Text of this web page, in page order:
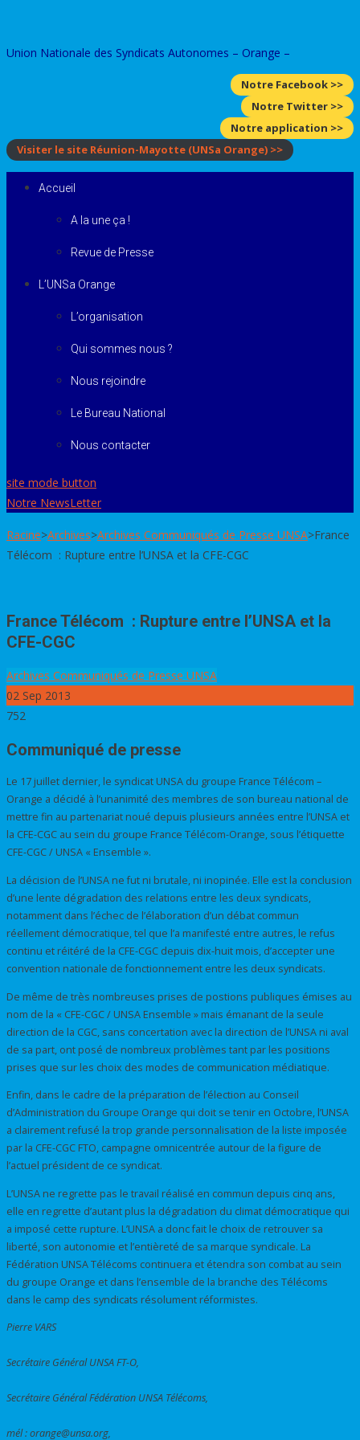
content
Union Nationale des Syndicats Autonomes – Orange –
Notre Facebook >>
Notre Twitter >>
Notre application >>
Visiter le site Réunion-Mayotte (UNSa Orange) >>
Accueil
A la une ça !
Revue de Presse
L’UNSa Orange
L’organisation
Qui sommes nous ?
Nous rejoindre
Le Bureau National
Nous contacter
site mode button
Notre NewsLetter
Racine>Archives>Archives Communiqués de Presse UNSA>France
Télécom : Rupture entre l’UNSA et la CFE-CGC
France Télécom : Rupture entre l’UNSA et la
CFE-CGC
Archives Communiqués de Presse UNSA
02 Sep 2013
752
Communiqué de presse
Le 17 juillet dernier, le syndicat UNSA du groupe France Télécom –
Orange a décidé à l’unanimité des membres de son bureau national de
mettre fin au partenariat noué depuis plusieurs années entre l’UNSA et
la CFE-CGC au sein du groupe France Télécom-Orange, sous l’étiquette
CFE-CGC / UNSA « Ensemble ».
La décision de l’UNSA ne fut ni brutale, ni inopinée. Elle est la conclusion
d’une lente dégradation des relations entre les deux syndicats,
notamment dans l’échec de l’élaboration d’un débat commun
réellement démocratique, tel que l’a manifesté entre autres, le refus
continu et réitéré de la CFE-CGC depuis dix-huit mois, d’accepter une
convention nationale de fonctionnement entre les deux syndicats.
De même de très nombreuses prises de postions publiques émises au
nom de la « CFE-CGC / UNSA Ensemble » mais émanant de la seule
direction de la CGC, sans concertation avec la direction de l’UNSA ni aval
de sa part, ont posé de nombreux problèmes tant par les positions
prises que sur les choix des modes de communication médiatique.
Enfin, dans le cadre de la préparation de l’élection au Conseil
d’Administration du Groupe Orange qui doit se tenir en Octobre, l’UNSA
a clairement refusé la trop grande personnalisation de la liste imposée
par la CFE-CGC FTO, campagne omnicentrée autour de la figure de
l’actuel président de ce syndicat.
L’UNSA ne regrette pas le travail réalisé en commun depuis cinq ans,
elle en regrette d’autant plus la dégradation du climat démocratique qui
a imposé cette rupture. L’UNSA a donc fait le choix de retrouver sa
liberté, son autonomie et l’entièreté de sa marque syndicale. La
Fédération UNSA Télécoms continuera et étendra son combat au sein
du groupe Orange et dans l’ensemble de la branche des Télécoms
dans le camp des syndicats résolument réformistes.
Pierre VARS
Secrétaire Général UNSA FT-O,
Secrétaire Général Fédération UNSA Télécoms,
mél : orange@unsa.org,